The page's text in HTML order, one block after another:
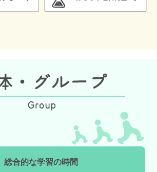
総合的な学習の時間